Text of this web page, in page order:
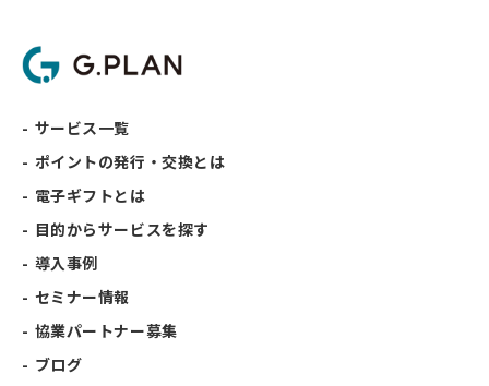
サービス一覧
ポイントの発行・交換とは
電子ギフトとは
目的からサービスを探す
導入事例
セミナー情報
協業パートナー募集
ブログ